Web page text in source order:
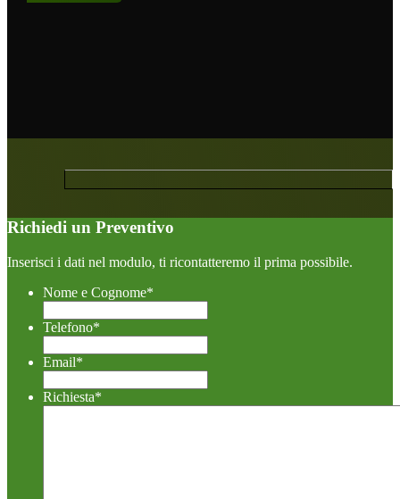
Richiedi un Preventivo
Inserisci i dati nel modulo, ti ricontatteremo il prima possibile.
Nome e Cognome*
Telefono*
Email*
Richiesta*